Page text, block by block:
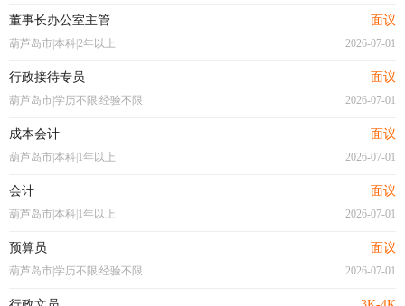
董事长办公室主管 面议
葫芦岛市|本科|2年以上 2026-07-01
行政接待专员 面议
葫芦岛市|学历不限|经验不限 2026-07-01
成本会计 面议
葫芦岛市|本科|1年以上 2026-07-01
会计 面议
葫芦岛市|本科|1年以上 2026-07-01
预算员 面议
葫芦岛市|学历不限|经验不限 2026-07-01